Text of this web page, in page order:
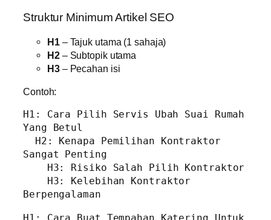
Struktur Minimum Artikel SEO
H1– Tajuk utama (1 sahaja)
H2– Subtopik utama
H3– Pecahan isi
Contoh:
H1: Cara Pilih Servis Ubah Suai Rumah
Yang Betul
Sangat Penting
H1: Cara Buat Tempahan Katering Untuk